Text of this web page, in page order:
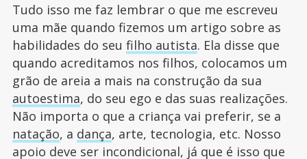
Tudo isso me faz lembrar o que me escreveu
uma mãe quando fizemos um artigo sobre as
habilidades do seu filho autista. Ela disse que
quando acreditamos nos filhos, colocamos um
grão de areia a mais na construção da sua
autoestima, do seu ego e das suas realizações.
Não importa o que a criança vai preferir, se a
natação, a dança, arte, tecnologia, etc. Nosso
apoio deve ser incondicional, já que é isso que